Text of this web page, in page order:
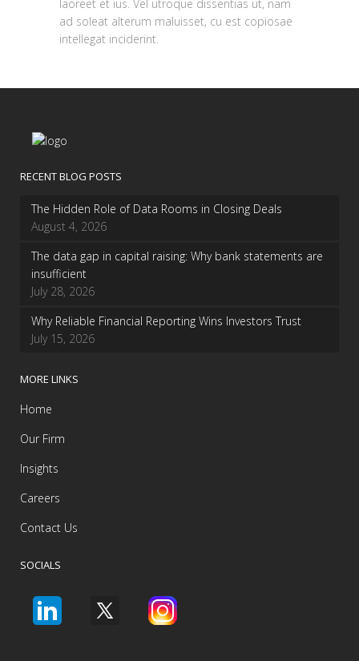
laoreet et ius. Vel utroque dissentias ut, nam
ad soleat alterum maluisset, cu est copiosae
intellegat inciderint.
RECENT BLOG POSTS
The Hidden Role of Data Rooms in Closing Deals
August 4, 2026
The data gap in capital raising: Why bank statements are
insufficient
July 28, 2026
Why Reliable Financial Reporting Wins Investors Trust
July 15, 2026
MORE LINKS
Home
Our Firm
Insights
Careers
Contact Us
SOCIALS